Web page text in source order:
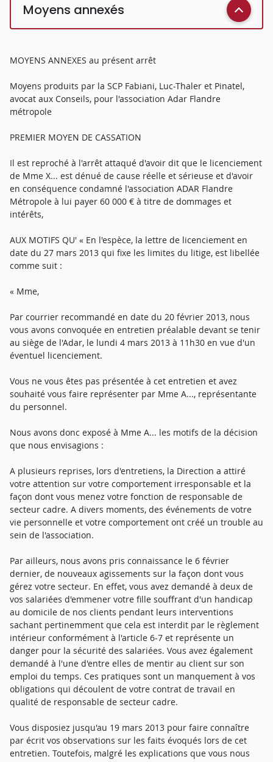
Moyens annexés
MOYENS ANNEXES au présent arrêt
Moyens produits par la SCP Fabiani, Luc-Thaler et Pinatel,
avocat aux Conseils, pour l'association Adar Flandre
métropole
PREMIER MOYEN DE CASSATION
Il est reproché à l'arrêt attaqué d'avoir dit que le licenciement
de Mme X... est dénué de cause réelle et sérieuse et d'avoir
en conséquence condamné l'association ADAR Flandre
Métropole à lui payer 60 000 € à titre de dommages et
intérêts,
AUX MOTIFS QU' « En l'espèce, la lettre de licenciement en
date du 27 mars 2013 qui fixe les limites du litige, est libellée
comme suit :
« Mme,
Par courrier recommandé en date du 20 février 2013, nous
vous avons convoquée en entretien préalable devant se tenir
au siège de l'Adar, le lundi 4 mars 2013 à 11h30 en vue d'un
éventuel licenciement.
Vous ne vous êtes pas présentée à cet entretien et avez
souhaité vous faire représenter par Mme A..., représentante
du personnel.
Nous avons donc exposé à Mme A... les motifs de la décision
que nous envisagions :
A plusieurs reprises, lors d'entretiens, la Direction a attiré
votre attention sur votre comportement irresponsable et la
façon dont vous menez votre fonction de responsable de
secteur cadre. A divers moments, des événements de votre
vie personnelle et votre comportement ont créé un trouble au
sein de l'association.
Par ailleurs, nous avons pris connaissance le 6 février
dernier, de nouveaux agissements sur la façon dont vous
gérez votre secteur. En effet, vous avez demandé à deux de
vos salariées d'emmener votre fille souffrant d'un handicap
au domicile de nos clients pendant leurs interventions
sachant pertinemment que cela est interdit par le règlement
intérieur conformément à l'article 6-7 et représente un
danger pour la sécurité des salariées. Vous avez également
demandé à l'une d'entre elles de mentir au client sur son
emploi du temps. Ces pratiques sont un manquement à vos
obligations qui découlent de votre contrat de travail en
qualité de responsable de secteur cadre.
Vous disposiez jusqu'au 19 mars 2013 pour faire connaître
par écrit vos observations sur les faits évoqués lors de cet
entretien. Toutefois, malgré les explications que vous nous